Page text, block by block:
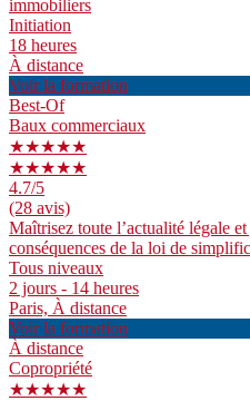
immobiliers
Initiation
18 heures
À distance
Voir la formation
Best-Of
Baux commerciaux
★★★★★
★★★★★
4.7/5
(28 avis)
Maîtrisez toute l’actualité légale
conséquences de la loi de
Tous niveaux
2 jours - 14 heures
Paris, À distance
Voir la formation
À distance
Copropriété
★★★★★